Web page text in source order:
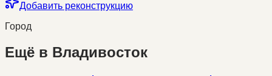
Добавить реконструкцию
Город
Ещё в Владивосток